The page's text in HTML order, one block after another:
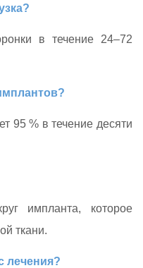
в течение 24–72
95 % в течение десяти
импланта, которое
ткани.
лечения?